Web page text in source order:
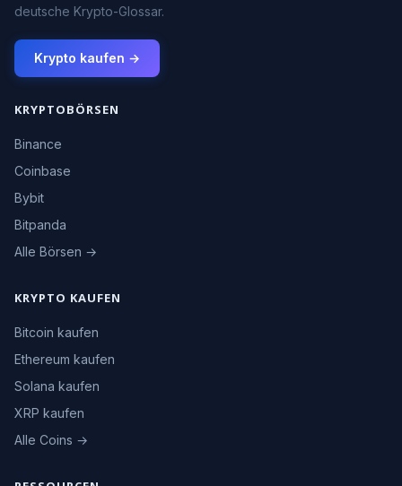
deutsche Krypto-Glossar.
Krypto kaufen →
KRYPTOBÖRSEN
Binance
Coinbase
Bybit
Bitpanda
Alle Börsen →
KRYPTO KAUFEN
Bitcoin kaufen
Ethereum kaufen
Solana kaufen
XRP kaufen
Alle Coins →